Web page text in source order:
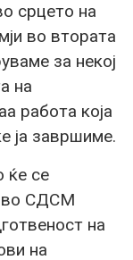
срцето на
во втората
за некој
на
работа која
ја завршиме.
ќе се
во СДСМ
на
на